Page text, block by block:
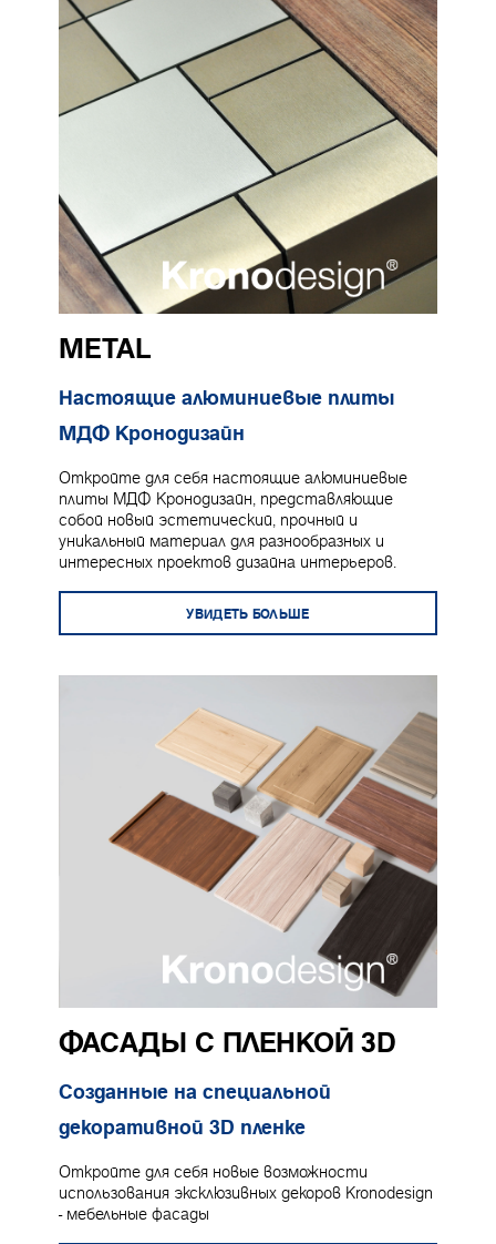
METAL
Настоящие алюминиевые плиты
МДФ Кронодизайн
Откройте для себя настоящие алюминиевые
плиты МДФ Кронодизайн, представляющие
собой новый эстетический, прочный и
уникальный материал для разнообразных и
интересных проектов дизайна интерьеров.
УВИДЕТЬ БОЛЬШЕ
ФАСАДЫ С ПЛЕНКОЙ 3D
Созданные на специальной
декоративной 3D пленке
Откройте для себя новые возможности
использования эксклюзивных декоров Kronodesign
- мебельные фасады